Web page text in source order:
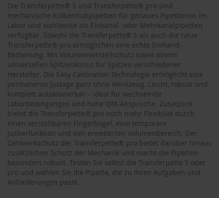
Die Transferpette® S und Transferpette® pro sind
mechanische Kolbenhubpipetten für genaues Pipettieren im
Labor und wahlweise als Einkanal- oder Mehrkanalpipetten
verfügbar. Sowohl die Transferpette® S als auch die neue
Transferpette® pro ermöglichen eine echte Einhand-
Bedienung. Mit Volumenverstellschutz sowie einem
universellen Spitzenkonus für Spitzen verschiedener
Hersteller. Die Easy Calibration Technologie ermöglicht eine
permanente Justage ganz ohne Werkzeug. Leicht, robust und
komplett autoklavierbar – ideal für wechselnde
Laborbedingungen und hohe QM-Ansprüche. Zusätzlich
bietet die Transferpette® pro noch mehr Flexibilät durch
einen verstellbaren Fingerbügel, eine temporäre
Justierfunktion und den erweiterten Volumenbereich. Der
Zählwerkschutz der Transferpette® pro bietet darüber hinaus
zusätzlichen Schutz der Mechanik und macht die Pipetten
besonders robust. Testen Sie selbst die Transferpette S oder
pro und wählen Sie die Pipette, die zu Ihren Aufgaben und
Anforderungen passt.